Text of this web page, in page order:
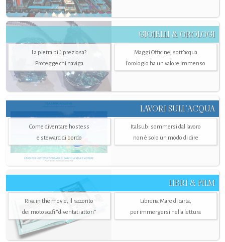
GIOIELLI & OROLOGI
La pietra più preziosa?
Protegge chi naviga
Maggi Officine, sott’acqua
l'orologio ha un valore immenso
LAVORI SULL’ACQUA
Come diventare hostess
e steward di bordo
Italsub: sommersi dal lavoro
non è solo un modo di dire
LIBRI & FILM
Riva in the movie, il racconto
dei motoscafi “diventati attori”
Libreria Mare di carta,
per immergersi nella lettura